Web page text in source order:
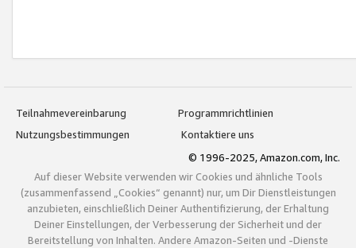
Teilnahmevereinbarung
Programmrichtlinien
Nutzungsbestimmungen
Kontaktiere uns
© 1996-2025, Amazon.com, Inc.
Auf dieser Website verwenden wir Cookies und ähnliche Tools
(zusammenfassend „Cookies“ genannt) nur, um Dir Dienstleistungen
anzubieten, einschließlich Deiner Authentifizierung, der Erhaltung
Deiner Einstellungen, der Verbesserung der Sicherheit und der
Bereitstellung von Inhalten. Andere Amazon-Seiten und -Dienste